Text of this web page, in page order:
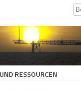
RESSOURCEN